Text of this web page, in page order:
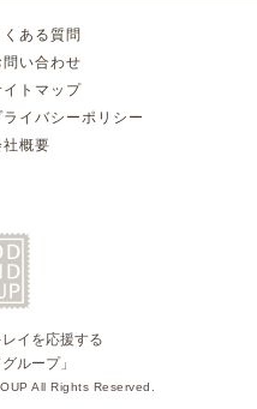
くある質問
問い合わせ
イトマップ
ライバシーポリシー
社概要
イを応援する
ループ」
All Rights Reserved.